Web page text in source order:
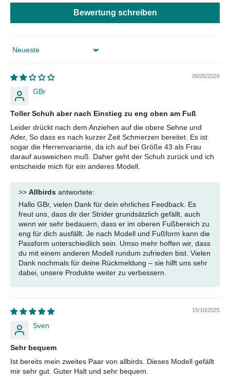
Bewertung schreiben
Sort by
06/05/2026
GBr
Toller Schuh aber nach Einstieg zu eng oben am Fuß
Leider drückt nach dem Anziehen auf die obere Sehne und
Ader, So dass es nach kurzer Zeit Schmerzen bereitet. Es ist
sogar die Herrenvariante, da ich auf bei Größe 43 als Frau
darauf ausweichen muß. Daher geht der Schuh zurück und ich
entscheide mich für ein anderes Modell.
>> Allbirds antwortete:
Hallo GBr, vielen Dank für dein ehrliches Feedback. Es
freut uns, dass dir der Strider grundsätzlich gefällt, auch
wenn wir sehr bedauern, dass er im oberen Fußbereich zu
eng für dich ausfällt. Je nach Modell und Fußform kann die
Passform unterschiedlich sein. Umso mehr hoffen wir, dass
du mit einem anderen Modell rundum zufrieden bist. Vielen
Dank nochmals für deine Rückmeldung – sie hilft uns sehr
dabei, unsere Produkte weiter zu verbessern.
15/10/2025
Sven
Sehr bequem
Ist bereits mein zweites Paar von allbirds. Dieses Modell gefällt
mir sehr gut. Guter Halt und sehr bequem.